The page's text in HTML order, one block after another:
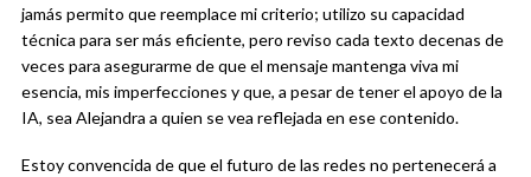
jamás permito que reemplace mi criterio; utilizo su capacidad
técnica para ser más eficiente, pero reviso cada texto decenas de
veces para asegurarme de que el mensaje mantenga viva mi
esencia, mis imperfecciones y que, a pesar de tener el apoyo de la
IA, sea Alejandra a quien se vea reflejada en ese contenido.
Estoy convencida de que el futuro de las redes no pertenecerá a